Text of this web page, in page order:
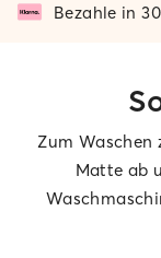
Bezahle in
Zum Waschen
Matte ab